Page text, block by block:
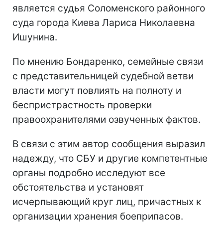
является судья Соломенского районного
суда города Киева Лариса Николаевна
Ишунина.
По мнению Бондаренко, семейные связи
с представительницей судебной ветви
власти могут повлиять на полноту и
беспристрастность проверки
правоохранителями озвученных фактов.
В связи с этим автор сообщения выразил
надежду, что СБУ и другие компетентные
органы подробно исследуют все
обстоятельства и установят
исчерпывающий круг лиц, причастных к
организации хранения боеприпасов.